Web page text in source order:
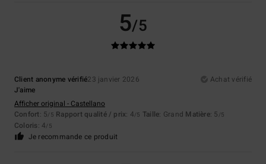
5/5
Client anonyme vérifié23 janvier 2026
Achat vérifié
J'aime
Afficher original - Castellano
Confort: 5/5 Rapport qualité / prix: 4/5 Taille: Grand Matière: 5 /5
Coloris: 4/5
Je recommande ce produit